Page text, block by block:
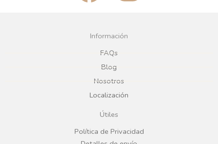
a
c
e
b
o
o
n
g
r
Información
FAQs
Blog
Nosotros
Localización
Útiles
Política de Privacidad